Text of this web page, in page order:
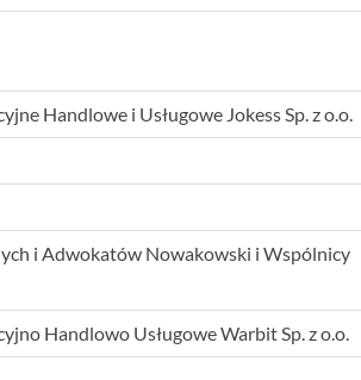
Handlowe i Usługowe Jokess Sp. z o.o.
i Adwokatów Nowakowski i Wspólnicy
Handlowo Usługowe Warbit Sp. z o.o.